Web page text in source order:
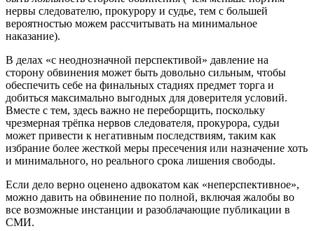
нервы следователю, прокурору и судье, тем с большей
вероятностью можем рассчитывать на минимальное
наказание).
В делах «с неоднозначной перспективой» давление на
сторону обвинения может быть довольно сильным, чтобы
обеспечить себе на финальных стадиях предмет торга и
добиться максимально выгодных для доверителя условий.
Вместе с тем, здесь важно не переборщить, поскольку
чрезмерная трёпка нервов следователя, прокурора, судьи
может привести к негативным последствиям, таким как
избрание более жесткой меры пресечения или назначение хоть
и минимального, но реального срока лишения свободы.
Если дело верно оценено адвокатом как «неперспективное»,
можно давить на обвинение по полной, включая жалобы во
все возможные инстанции и разоблачающие публикации в
СМИ.